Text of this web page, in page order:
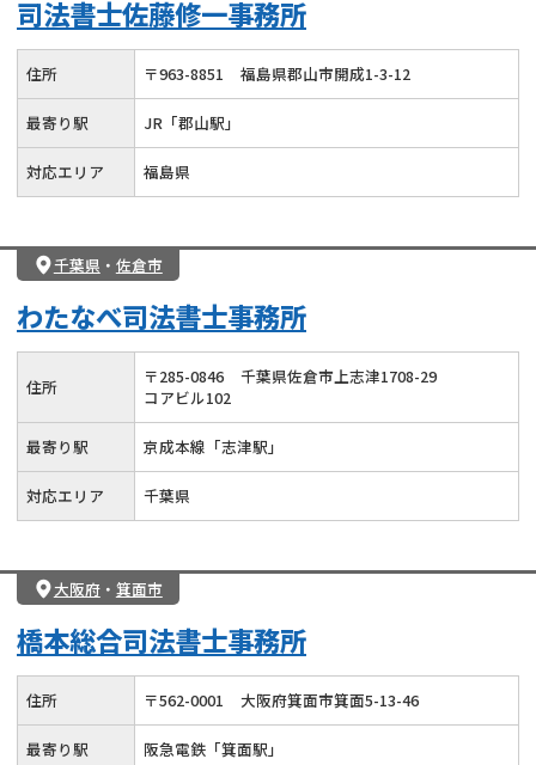
司法書士佐藤修一事務所
住所 〒963-8851 福島県郡山市開成1-3-12
最寄り駅 JR「郡山駅」
対応エリア 福島県
千葉県 ・ 佐倉市
わたなべ司法書士事務所
住所 〒285-0846
千葉県佐倉市上志津1708-29
コアビル102
最寄り駅 京成本線「志津駅」
対応エリア 千葉県
大阪府・ 箕面市
橋本総合司法書士事務所
住所 〒562-0001 大阪府箕面市箕面5-13-46
最寄り駅 阪急電鉄「箕面駅」